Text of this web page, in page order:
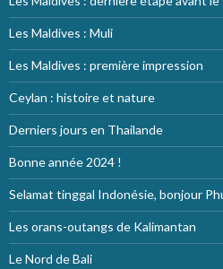
Les Maldives : Muli
Les Maldives : première impression
Ceylan : histoire et nature
Derniers jours en Thailande
Bonne année 2024 !
Selamat tinggal Indonésie, bonjour
Les orans-outangs de Kalimantan
Le Nord de Bali